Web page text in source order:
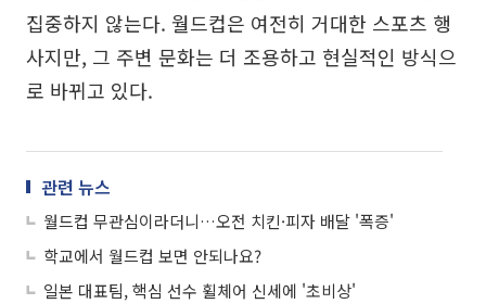
집중하지 않는다. 월드컵은 여전히 거대한 스포츠 행
사지만, 그 주변 문화는 더 조용하고 현실적인 방식으
로 바뀌고 있다.
관련 뉴스
월드컵 무관심이라더니…오전 치킨·피자 배달 '폭증'
학교에서 월드컵 보면 안되나요?
일본 대표팀, 핵심 선수 휠체어 신세에 '초비상'